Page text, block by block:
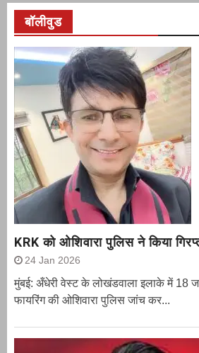
बॉलीवुड
KRK को ओशिवारा पुलिस ने किया
24 Jan 2026
मुंबई: अँधेरी वेस्ट के लोखंडवाला इलाके में 18
फायरिंग की ओशिवारा पुलिस जांच कर...